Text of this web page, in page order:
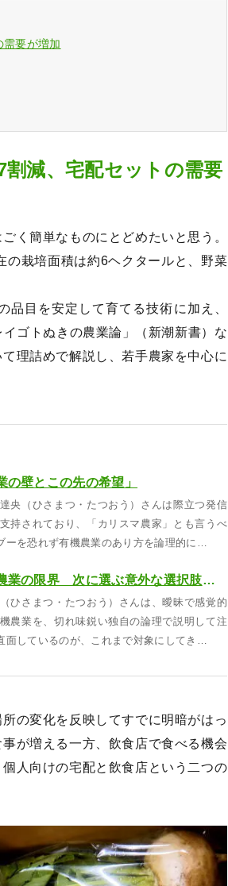
要が増加
減、宅配セットの需要
く簡単なものにとどめたいと思う。
の栽培面積は約6ヘクタールと、野菜
目を安定して育てる技術に加え、
ゴトぬきの農業論」（新潮新書）な
理詰めで解説し、若手農家を中心に
壁とこの先の希望」
央（ひさまつ・たつおう）さんは際立つ発信
持されており、「カリスマ農家」とも言うべ
ーを恐れず有機農業のあり方を論理的に…
カリスマ農家が直面した有機農業の限界 次に選ぶ意外な選択肢とは
ひさまつ・たつおう）さんは、曖昧で感覚的
農業を、切れ味鋭い独自の論理で説明して注
面しているのが、これまで対象にしてき…
の変化を反映してすでに明暗がはっ
が増える一方、飲食店で食べる機会
人向けの宅配と飲食店という二つの